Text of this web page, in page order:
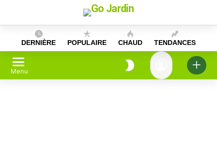
content
DERNIÈRE POPULAIRE CHAUD TENDANCES
Menu